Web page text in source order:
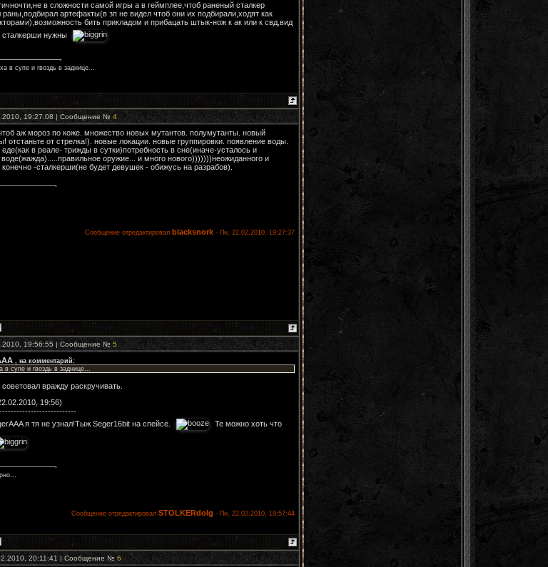
в сложности самой игры а в геймплее,чтоб раненый сталкер
артефакты(в зп не видел чтоб они их подбирали,ходят как
бить прикладом и прибацать штык-нож к ак или к свд,вид
сталкерши нужны
в супе и гвоздь в заднице...
19:27:08 | Сообщение № 4
аж мороз по коже. множество новых мутантов. полумутанты. новый
отстаньте от стрелка!). новые локации. новые группировки. появление воды.
еде(как в реале- трижды в сутки)потребность в сне(иначе-усталось и
оружие... и много нового)))))))неожиданного и
конечно -сталкерши(не будет девушек - обижусь на разрабов).
Сообщение отредактировал blacksnork - Пн, 22.02.2010, 19:27:37
19:56:55 | Сообщение № 5
, на комментарий:
в супе и гвоздь в заднице...
вражду раскручивать.
19:56)
я тя не узнал!Тыж Seger16bit на спейсе.
Те можно хоть что
Сообщение отредактировал STOLKERdolg - Пн, 22.02.2010, 19:57:44
20:11:41 | Сообщение № 6